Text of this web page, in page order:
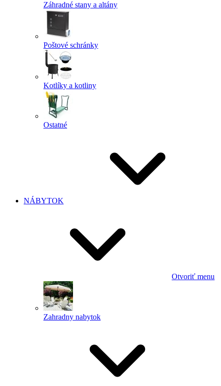
Záhradné stany a altány
Poštové schránky
Kotlíky a kotliny
Ostatné
NÁBYTOK
Otvoriť menu
Zahradny nabytok